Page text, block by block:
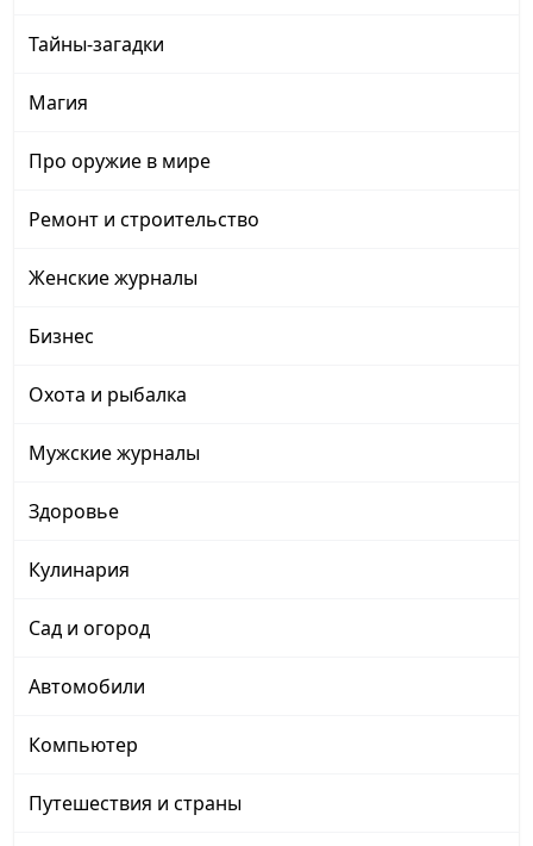
Тайны-загадки
Магия
Про оружие в мире
Ремонт и строительство
Женские журналы
Бизнес
Охота и рыбалка
Мужские журналы
Здоровье
Кулинария
Сад и огород
Автомобили
Компьютер
Путешествия и страны